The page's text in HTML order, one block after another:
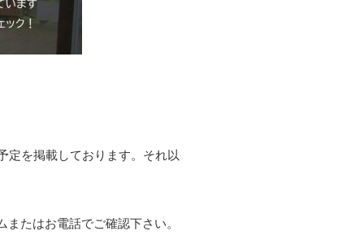
定を掲載しております。それ以
たはお電話でご確認下さい。